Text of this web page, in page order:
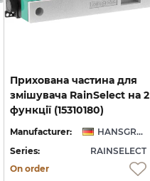
Прихована частина для
змішувача RainSelect на 2
функції (15310180)
Manufacturer:
HANSGROHE
Series:
RAINSELECT
On order